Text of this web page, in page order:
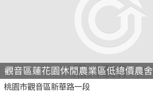
觀音區蓮花園休閒農業區低總價農舍
桃園市觀音區新華路一段